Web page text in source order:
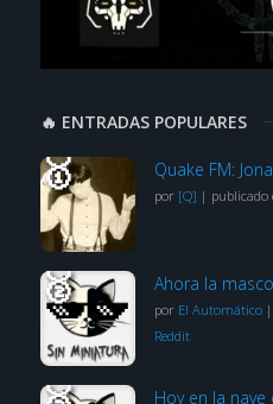
🔥 ENTRADAS POPULARES
Quake FM:
por [Q] | publicado
Ahora la
por El Automático|
Reddit
Hoy en la